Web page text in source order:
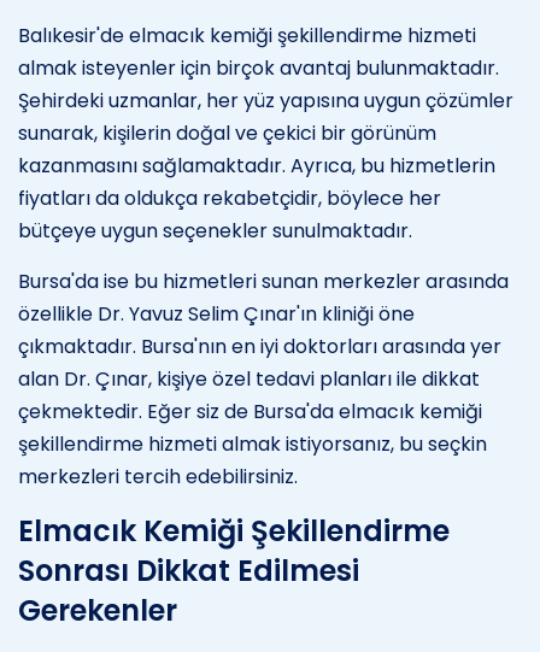
Balıkesir'de elmacık kemiği şekillendirme hizmeti
almak isteyenler için birçok avantaj bulunmaktadır.
Şehirdeki uzmanlar, her yüz yapısına uygun çözümler
sunarak, kişilerin doğal ve çekici bir görünüm
kazanmasını sağlamaktadır. Ayrıca, bu hizmetlerin
fiyatları da oldukça rekabetçidir, böylece her
bütçeye uygun seçenekler sunulmaktadır.
Bursa'da ise bu hizmetleri sunan merkezler arasında
özellikle Dr. Yavuz Selim Çınar'ın kliniği öne
çıkmaktadır. Bursa'nın en iyi doktorları arasında yer
alan Dr. Çınar, kişiye özel tedavi planları ile dikkat
çekmektedir. Eğer siz de Bursa'da elmacık kemiği
şekillendirme hizmeti almak istiyorsanız, bu seçkin
merkezleri tercih edebilirsiniz.
Elmacık Kemiği Şekillendirme
Sonrası Dikkat Edilmesi
Gerekenler